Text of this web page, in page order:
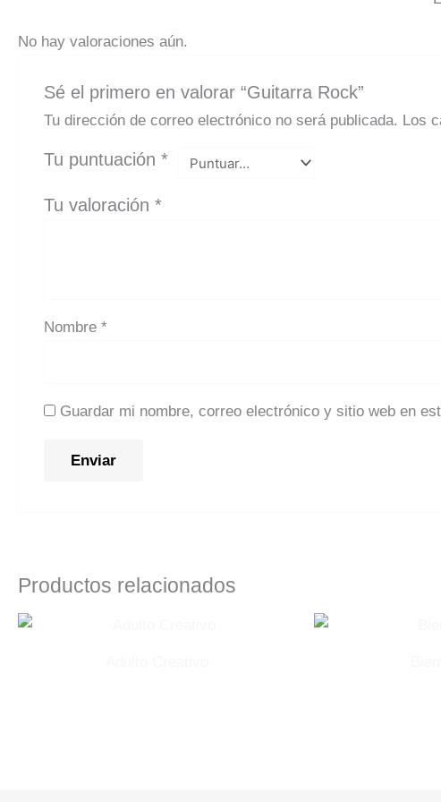
No hay valoraciones aún.
Sé el primero en valorar “Guitarra Rock”
Tu dirección de correo electrónico no será publicada. Los
Tu puntuación*
Tu valoración*
Nombre*
Guardar mi nombre, correo electrónico y sitio web en
Productos relacionados